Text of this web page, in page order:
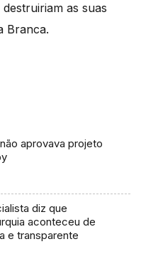
as suas
Branca.
aprovava projeto
diz que
aconteceu de
e transparente